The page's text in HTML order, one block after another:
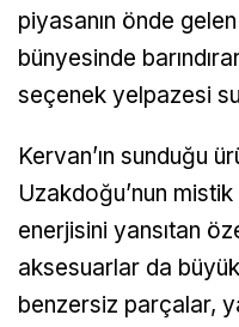
piyasanın önde
bünyesinde
seçenek yelpazesi
Kervan’ın sunduğu
Uzakdoğu’nun
enerjisini yansıtan
aksesuarlar da
benzersiz parçalar,